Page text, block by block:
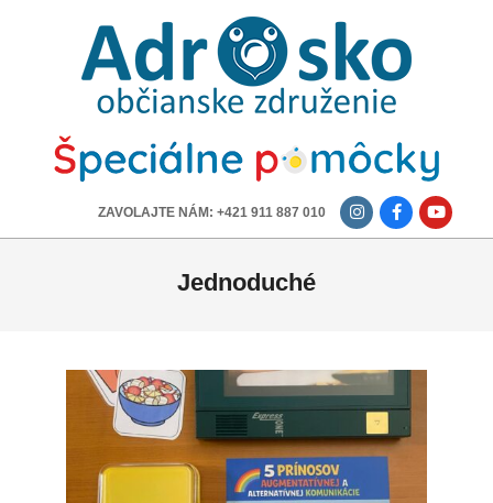
ADROSKO
OBČIANSKE
ZDRUŽENIE
ZAVOLAJTE NÁM: +421 911 887 010
Jednoduché